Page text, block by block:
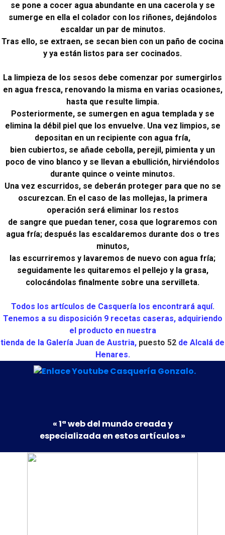
se pone a cocer agua abundante en una cacerola y se
sumerge en ella el colador con los riñones, dejándolos
escaldar un par de minutos.
Tras ello, se extraen, se secan bien con un paño de cocina
y ya están listos para ser cocinados.
La limpieza de los sesos debe comenzar por sumergirlos
en agua fresca, renovando la misma en varias ocasiones,
hasta que resulte limpia.
Posteriormente, se sumergen en agua templada y se
elimina la débil piel que los envuelve. Una vez limpios, se
depositan en un recipiente con agua fría,
bien cubiertos, se añade cebolla, perejil, pimienta y un
poco de vino blanco y se llevan a ebullición, hirviéndolos
durante quince o veinte minutos.
Una vez escurridos, se deberán proteger para que no se
oscurezcan. En el caso de las mollejas, la primera
operación será eliminar los restos
de sangre que puedan tener, cosa que lograremos con
agua fría; después las escaldaremos durante dos o tres
minutos,
las escurriremos y lavaremos de nuevo con agua fría;
seguidamente les quitaremos el pellejo y la grasa,
colocándolas finalmente sobre una servilleta.
Todos los artículos de Casquería los encontrará aquí.
Tenemos a su disposición 9 recetas caseras, adquiriendo
el producto en nuestra
tienda de la Galería Juan de Austria, puesto 52 de Alcalá de
Henares.
« 1ª web del mundo creada y
especializada en estos artículos »